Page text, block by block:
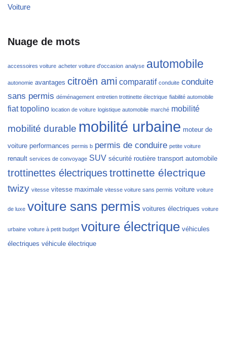
Voiture
Nuage de mots
accessoires voiture acheter voiture d'occasion analyse automobile
autonomie avantages citroën ami comparatif conduite conduite
sans permis déménagement entretien trottinette électrique fiabilité automobile
fiat topolino location de voiture logistique automobile marché mobilité
mobilité durable mobilité urbaine moteur de
voiture performances permis b permis de conduire petite voiture
renault services de convoyage SUV sécurité routière transport automobile
trottinettes électriquestrottinette électrique
twizy vitesse vitesse maximale vitesse voiture sans permis voiture voiture
de luxe voiture sans permis voitures électriques voiture
urbaine voiture à petit budget voiture électrique véhicules
électriques véhicule électrique